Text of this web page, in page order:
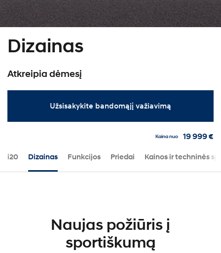
Dizainas
Atkreipia dėmesį
Užsisakykite bandomąjį važiavimą
i20 Dizainas Funkcijos Priedai Kainos ir techninės
Kaina nuo 19 999 €
Naujas požiūris į
sportiškumą